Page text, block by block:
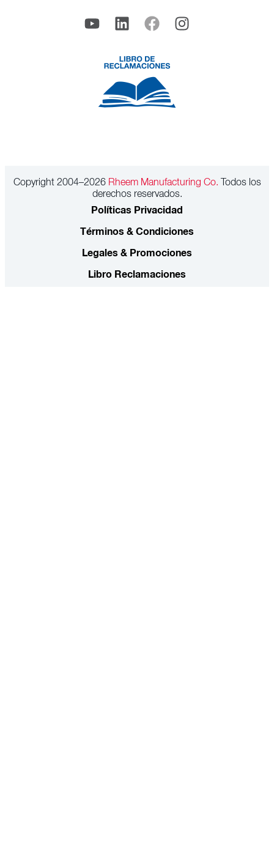
Copyright 2004–2026Rheem Manufacturing Co. Todos los
derechos reservados.
Políticas Privacidad
Términos & Condiciones
Legales & Promociones
Libro Reclamaciones